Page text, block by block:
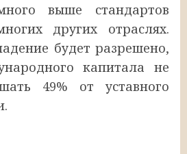
выше стандартов
других отраслях.
будет разрешено,
капитала не
49% от уставного